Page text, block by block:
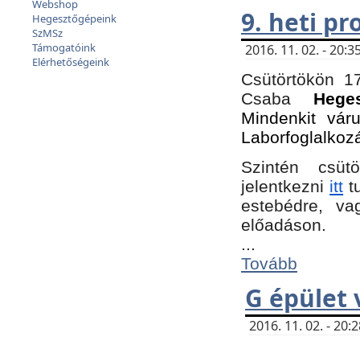
Webshop
Hegesztőgépeink
SzMSz
Támogatóink
Elérhetőségeink
9. heti
2016. 11. 02. -
Csütörtökön
Csaba
Mindenkit
Szintén
jelentkezni itt
estebédre,
előadáson.
...
Tovább
G épület
2016. 11. 02. -